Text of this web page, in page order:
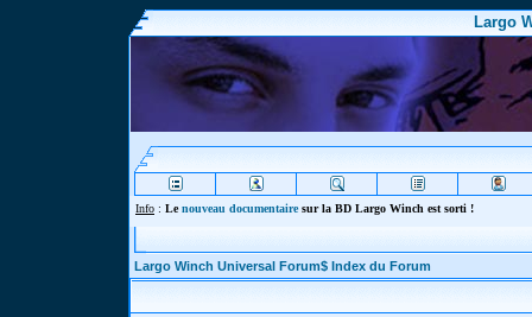
Largo
Info : Lenouveau documentairesur la BD Largo Winch est sorti !
Largo Winch Universal Forum$ Index du Forum